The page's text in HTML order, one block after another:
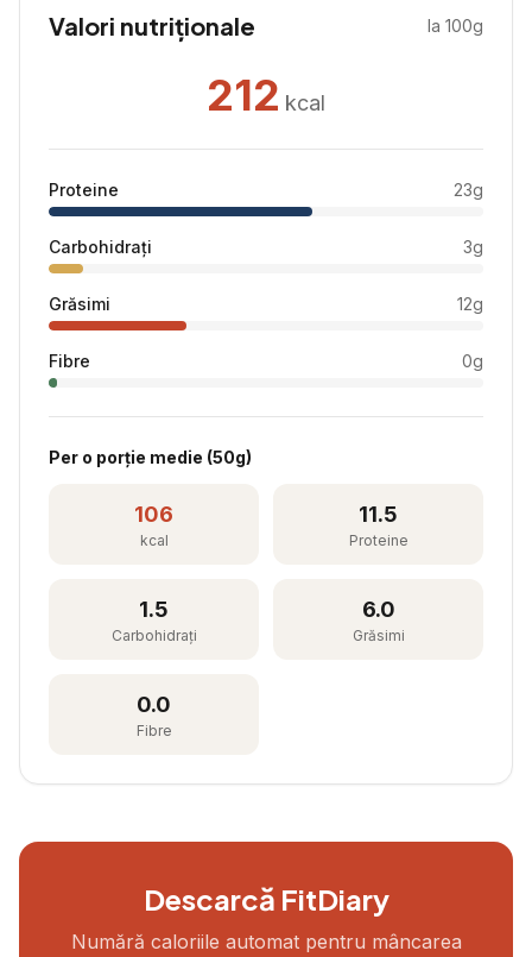
Valori nutriționale la 100g
212 kcal
Proteine 23g
Carbohidrați 3g
Grăsimi 12g
Fibre 0g
Per o porție medie (50g)
106
kcal
11.5
Proteine
1.5
Carbohidrați
6.0
Grăsimi
0.0
Fibre
Descarcă FitDiary
Numără caloriile automat pentru mâncarea